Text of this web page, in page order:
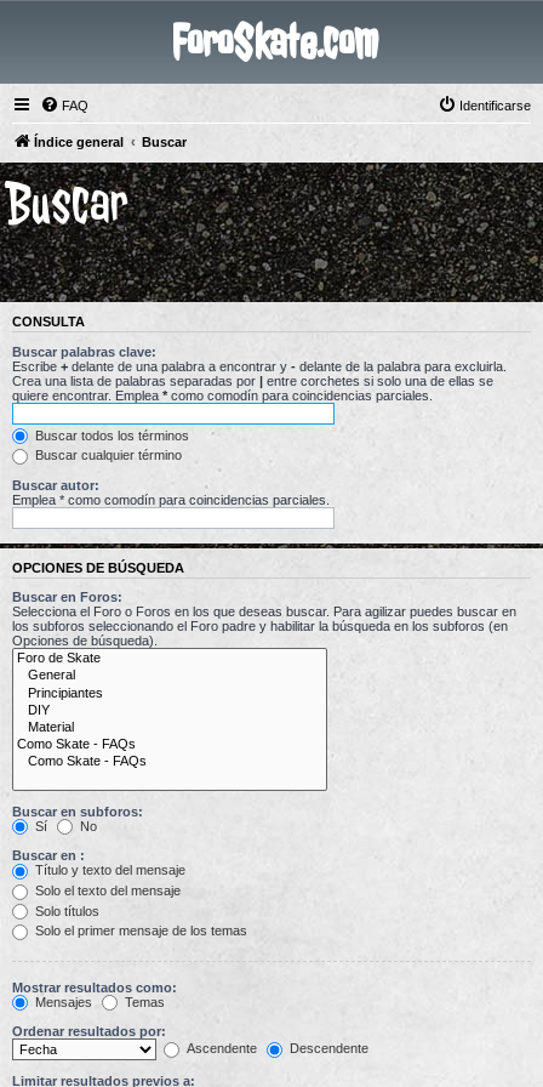
ForoSkate.com
FAQ Identificarse
Índice general Buscar
Buscar
CONSULTA
Buscar palabras clave:
Escribe + delante de una palabra a encontrar y - delante de la palabra para excluirla.
Crea una lista de palabras separadas por | entre corchetes si solo una de ellas se
quiere encontrar. Emplea * como comodín para coincidencias parciales.
Buscar todos los términos
Buscar cualquier término
Buscar autor:
Emplea * como comodín para coincidencias parciales.
OPCIONES DE BÚSQUEDA
Buscar en Foros:
Selecciona el Foro o Foros en los que deseas buscar. Para agilizar puedes buscar en
los subforos seleccionando el Foro padre y habilitar la búsqueda en los subforos (en
Opciones de búsqueda).
Buscar en subforos:
Sí
No
Buscar en :
Título y texto del mensaje
Solo el texto del mensaje
Solo títulos
Solo el primer mensaje de los temas
Mostrar resultados como:
Mensajes
Temas
Ordenar resultados por:
Ascendente
Descendente
Limitar resultados previos a: